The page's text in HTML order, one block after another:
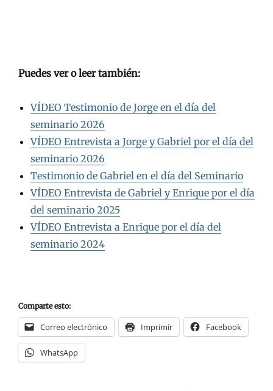
Puedes ver o leer también:
VÍDEO Testimonio de Jorge en el día del
seminario 2026
VÍDEO Entrevista a Jorge y Gabriel por el día del
seminario 2026
Testimonio de Gabriel en el día del Seminario
VÍDEO Entrevista de Gabriel y Enrique por el día
del seminario 2025
VÍDEO Entrevista a Enrique por el día del
seminario 2024
Comparte esto:
Correo electrónico Imprimir Facebook
WhatsApp